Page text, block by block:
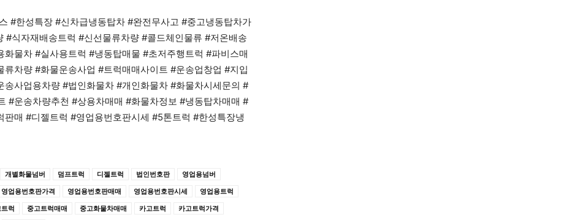
#한성특장 #신차급냉동탑차 #완전무사고 #중고냉동탑차가
식자재배송트럭 #신선물류차량 #콜드체인물류 #저온배송
물차 #실사용트럭 #냉동탑매물 #초저주행트럭 #파비스매
차량 #화물운송사업 #트럭매매사이트 #운송업창업 #지입
사업용차량 #법인화물차 #개인화물차 #화물차시세문의 #
#운송차량추천 #상용차매매 #화물차정보 #냉동탑차매매 #
매 #디젤트럭 #영업용번호판시세 #5톤트럭 #한성특장냉
개별화물넘버 덤프트럭 디젤트럭 법인번호판
영업용넘버
영업용번호판가격 영업용번호판매매 영업용번호판시세
영업용트럭
럭 중고트럭매매 중고화물차매매 카고트럭
카고트럭가격